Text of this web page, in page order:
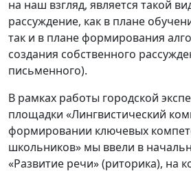
на наш взгляд, является такой
рассуждение, как в плане
так и в плане формирования
создания собственного
письменного).
В рамках работы городской
площадки «Лингвистический
формировании ключевых
школьников» мы ввели в
«Развитие речи» (риторика), на